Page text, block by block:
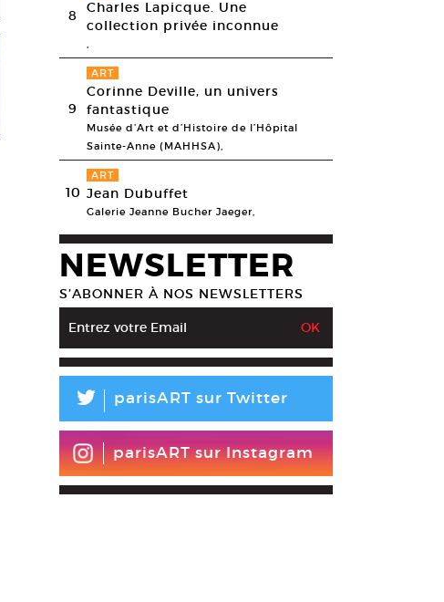
8
Charles Lapicque. Une
collection privée inconnue
,
9
ART
Corinne Deville, un univers
fantastique
Musée d’Art et d’Histoire de l’Hôpital
Sainte-Anne (MAHHSA),
10
ART
Jean Dubuffet
Galerie Jeanne Bucher Jaeger,
NEWSLETTER
S’ABONNER À NOS NEWSLETTERS
L parisART sur Twitter
parisART sur Instagram